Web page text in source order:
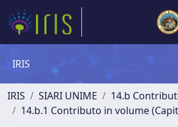
IRIS
IRIS SIARI UNIME
14.b
14.b.1 Contributo in volume